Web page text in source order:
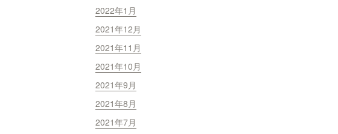
2022年1月
2021年12月
2021年11月
2021年10月
2021年9月
2021年8月
2021年7月